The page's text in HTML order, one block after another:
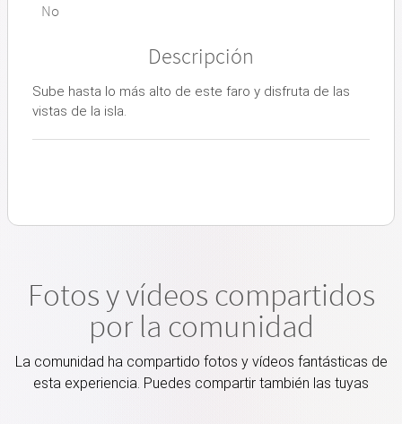
No
Descripción
Sube hasta lo más alto de este faro y disfruta de las
vistas de la isla.
Fotos y vídeos compartidos
por la comunidad
La comunidad ha compartido fotos y vídeos fantásticas de
esta experiencia. Puedes compartir también las tuyas